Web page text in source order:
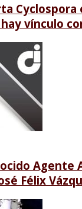
Cyclospora
vínculo
Agente
Félix